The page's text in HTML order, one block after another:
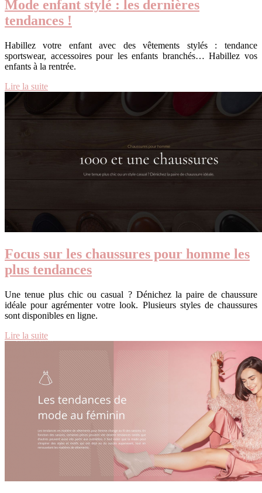
Mode enfant stylé : les dernières
tendances !
Habillez votre enfant avec des vêtements stylés : tendance
sportswear, accessoires pour les enfants branchés… Habillez vos
enfants à la rentrée.
Lire la suite
Focus sur les chaussures pour homme les
plus tendances
Une tenue plus chic ou casual ? Dénichez la paire de chaussure
idéale pour agrémenter votre look. Plusieurs styles de chaussures
sont disponibles en ligne.
Lire la suite